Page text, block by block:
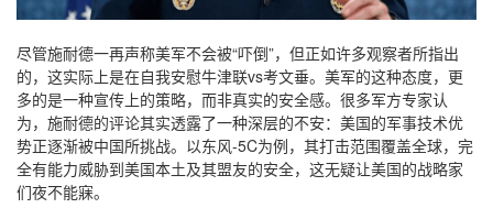
尽管施耐德一再声称美军不会被“吓倒”，但正如许多观察者所指出
的，这实际上是在自我安慰牛津联vs考文垂。美军的这种态度，更
多的是一种宣传上的策略，而非真实的安全感。很多军方专家认
为，施耐德的评论其实透露了一种深层的不安：美国的军事技术优
势正逐渐被中国所挑战。以东风-5C为例，其打击范围覆盖全球，完
全有能力威胁到美国本土及其盟友的安全，这无疑让美国的战略家
们夜不能寐。